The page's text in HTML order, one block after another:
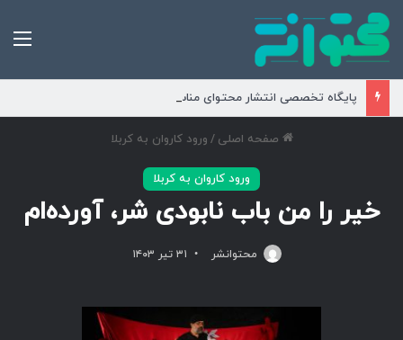
پایگاه تخصصی انتشار محتوای مناسبتی و موضوعی
صفحه اصلی / ورود کاروان به کربلا
ورود کاروان به کربلا
خیر را من باب نابودی شر، آورده‌ام
محتوانشر ۳۱ تیر ۱۴۰۳